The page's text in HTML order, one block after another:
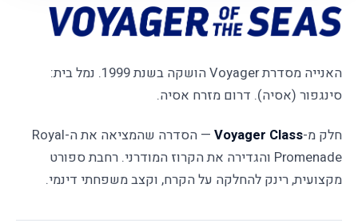
האנייה מסדרת Voyager הושקה בשנת 1999. נמל בית:
סינגפור (אסיה). דרום מזרח אסיה.
חלק מ-Voyager Class
— הסדרה שהמציאה את ה-Royal
Promenade והגדירה את הקרוז המודרני. רחבת ספורט
מקצועית, רינק להחלקה על הקרח, וקצב משפחתי דינמי.
זמין/ה לשאלות